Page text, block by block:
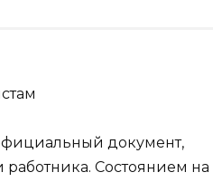
документ,
Состоянием на